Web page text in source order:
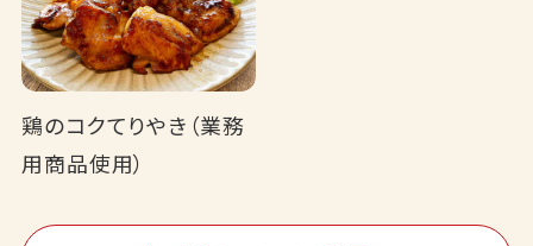
鶏のコクてりやき（業務
用商品使用）